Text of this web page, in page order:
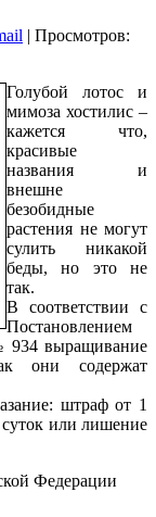
| Просмотров:
Голубой лотос и
мимоза хостилис –
кажется что,
красивые
названия и
внешне
безобидные
растения не могут
сулить никакой
беды, но это не
так.
В соответствии с
Постановлением
934 выращивание
они содержат
штраф от 1
суток или лишение
Федерации